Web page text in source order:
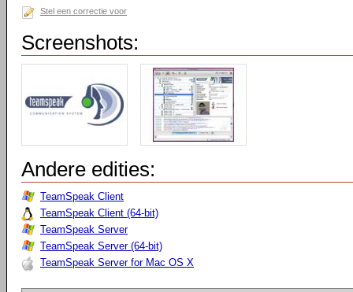
Stel een correctie voor
Screenshots:
Andere edities:
TeamSpeak Client
TeamSpeak Client (64-bit)
TeamSpeak Server
TeamSpeak Server (64-bit)
TeamSpeak Server for Mac OS X